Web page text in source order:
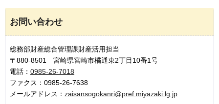
お問い合わせ
総務部財産総合管理課財産活用担当
〒880-8501 宮崎県宮崎市橘通東2丁目10番1号
電話： 0985-26-7018
ファクス：0985-26-7638
メールアドレス： zaisansogokanri@pref.miyazaki.lg.jp